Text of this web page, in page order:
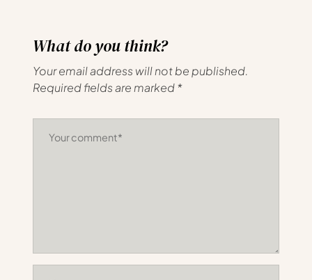
What do you think?
Your email address will not be published.
Required fields are marked*